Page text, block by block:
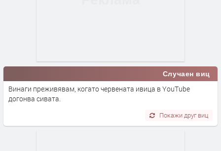
Случаен виц
Винаги преживявам, когато червената ивица в YоuТubе
догонва сивата.
Покажи друг виц